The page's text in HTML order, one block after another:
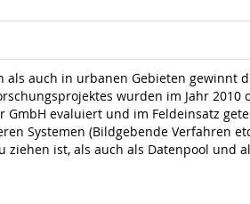
auch in urbanen Gebieten gewinnt
wurden im Jahr
evaluiert und im Feldeinsatz
Systemen (Bildgebende Verfahren
ist, als auch als Datenpool und